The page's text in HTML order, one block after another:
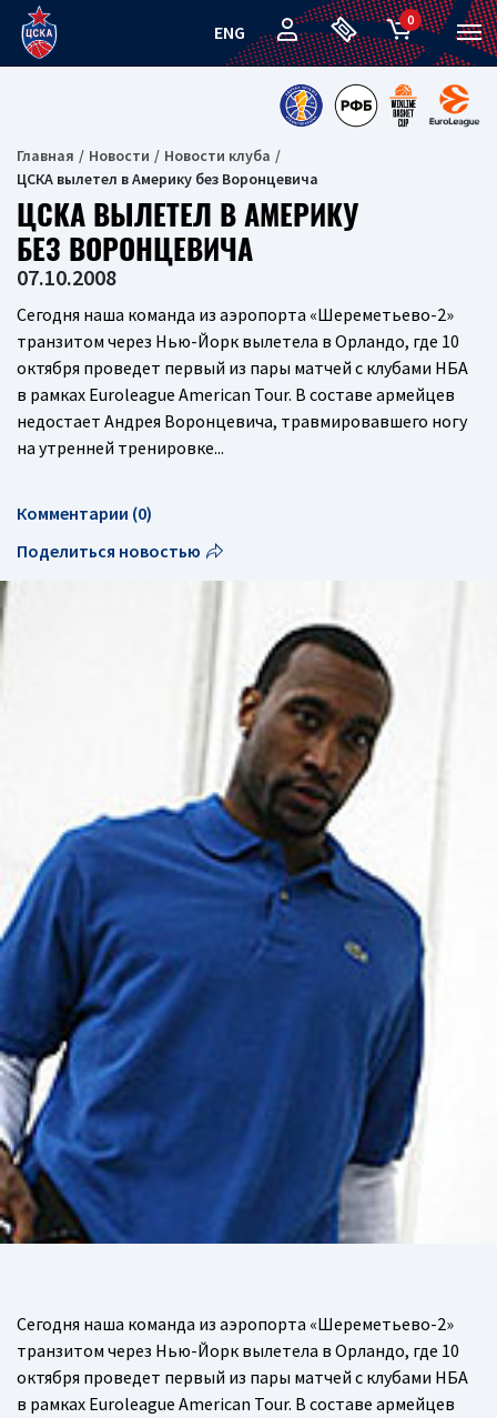
ENG
0
Главная Новости
Новости клуба
ЦСКА вылетел в Америку без Воронцевича
ЦСКА ВЫЛЕТЕЛ В АМЕРИКУ
БЕЗ ВОРОНЦЕВИЧА
07.10.2008
Сегодня наша команда из аэропорта «Шереметьево-2»
транзитом через Нью-Йорк вылетела в Орландо, где 10
октября проведет первый из пары матчей с клубами НБА
в рамках Euroleague American Tour. В составе армейцев
недостает Андрея Воронцевича, травмировавшего ногу
на утренней тренировке...
Комментарии (0)
Поделиться новостью
Сегодня наша команда из аэропорта «Шереметьево-2»
транзитом через Нью-Йорк вылетела в Орландо, где 10
октября проведет первый из пары матчей с клубами НБА
в рамках Euroleague American Tour. В составе армейцев